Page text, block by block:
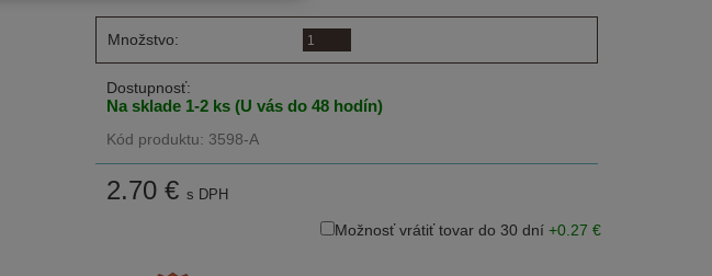
Množstvo:
Dostupnosť:
Na sklade 1-2 ks (U vás do 48 hodín)
Kód produktu: 3598-A
2.70 € s DPH
Možnosť vrátiť tovar do 30 dní+0.27 €